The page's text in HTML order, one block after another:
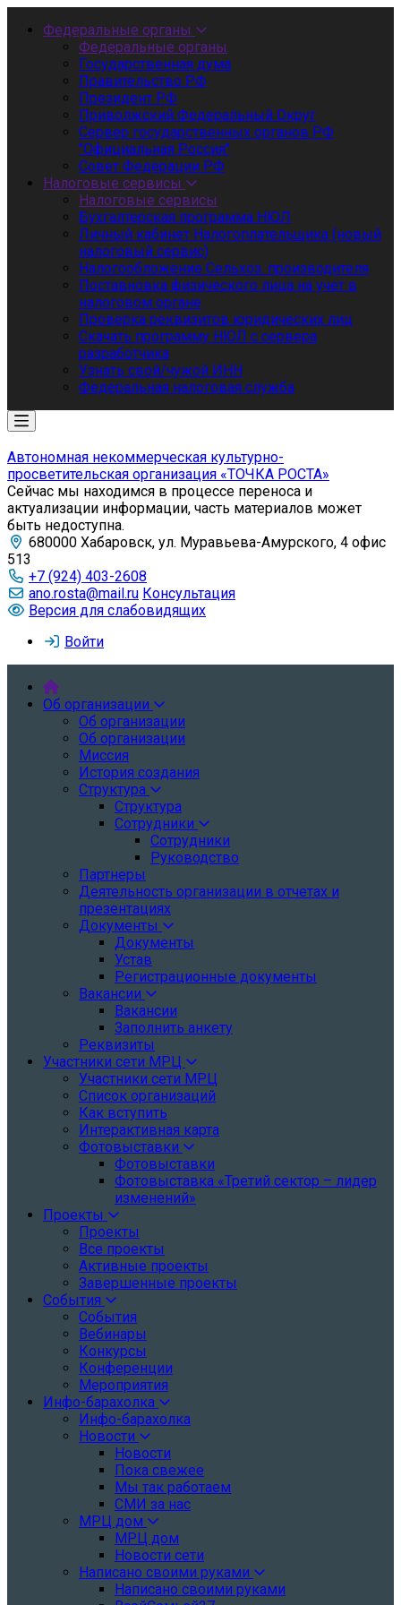
Федеральные органы
Федеральные органы
Государственная дума
Правительство РФ
Президент РФ
Приволжский Федеральный Округ
Сервер государственных органов РФ
"Официальная Россия"
Совет Федерации РФ
Налоговые сервисы
Налоговые сервисы
Бухгалтерская программа НЮЛ
Личный кабинет Налогоплательщика (новый
налоговый сервис)
Налогообложение Сельхоз. производителя
Поставновка физического лица на учет в
налоговом органе
Проверка реквизитов юридических лиц
Скачать программу НЮЛ с сервера
разработчика
Узнать свой/чужой ИНН
Федеральная налоговая служба
Автономная некоммерческая культурно-
просветительская организация «ТОЧКА РОСТА»
Сейчас мы находимся в процессе переноса и
актуализации информации, часть материалов может
быть недоступна.
680000 Хабаровск, ул. Муравьева-Амурского, 4 офис
513
+7 (924) 403-2608
ano.rosta@mail.ru Консультация
Версия для слабовидящих
Войти
Об организации
Об организации
Об организации
Миссия
История создания
Структура
Структура
Сотрудники
Сотрудники
Руководство
Партнеры
Деятельность организации в отчетах и
презентациях
Документы
Документы
Устав
Регистрационные документы
Вакансии
Вакансии
Заполнить анкету
Реквизиты
Участники сети МРЦ
Участники сети МРЦ
Список организаций
Как вступить
Интерактивная карта
Фотовыставки
Фотовыставки
Фотовыставка «Третий сектор – лидер
изменений»
Проекты
Проекты
Все проекты
Активные проекты
Завершенные проекты
События
События
Вебинары
Конкурсы
Конференции
Мероприятия
Инфо-барахолка
Инфо-барахолка
Новости
Новости
Пока свежее
Мы так работаем
СМИ за нас
МРЦ дом
МРЦ дом
Новости сети
Написано своими руками
Написано своими руками